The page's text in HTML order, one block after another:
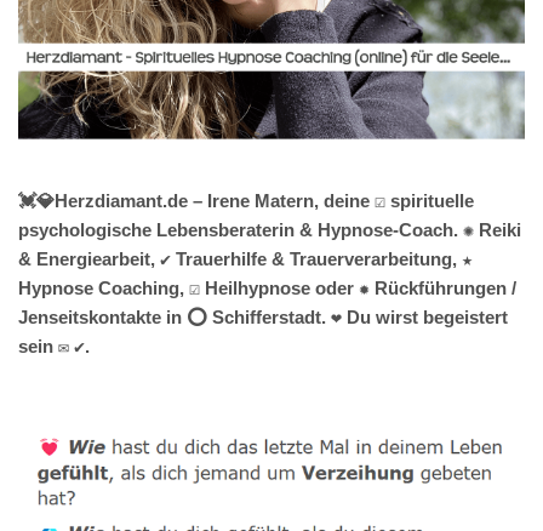
💓️💎Herzdiamant.de – Irene Matern, deine ☑️ spirituelle
psychologische Lebensberaterin & Hypnose-Coach. ✺ Reiki
& Energiearbeit, ✔️ Trauerhilfe & Trauerverarbeitung, ★
Hypnose Coaching, ☑️ Heilhypnose oder ✹ Rückführungen /
Jenseitskontakte in ⭕ Schifferstadt. ❤ Du wirst begeistert
sein ✉ ✔.